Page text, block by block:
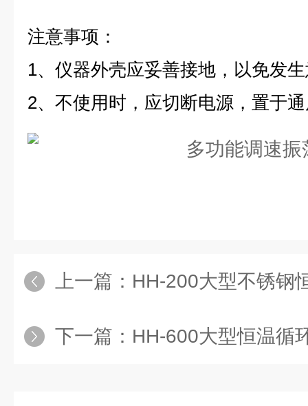
注意事项：
1、仪器外壳应妥善接地，以免发
2、不使用时，应切断电源，置于
上一篇： HH-200大型不锈钢恒
下一篇： HH-600大型恒温循